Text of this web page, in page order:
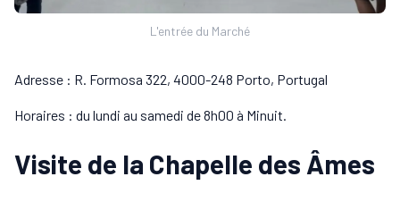
L'entrée du Marché
Adresse : R. Formosa 322, 4000-248 Porto, Portugal
Horaires : du lundi au samedi de 8h00 à Minuit.
Visite de la Chapelle des Âmes